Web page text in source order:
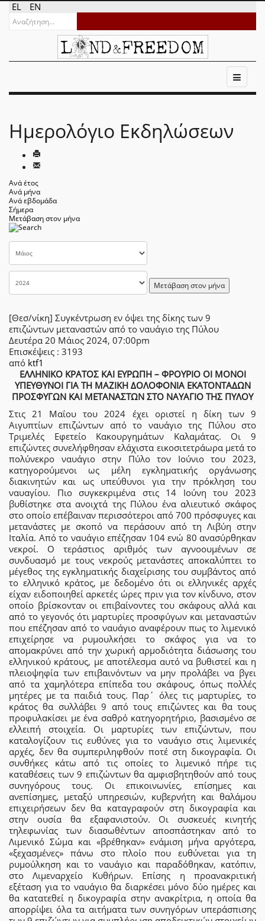
EL EN
Ημερολόγιο Εκδηλώσεων
Ανά έτος
Ανά μήνα
Ανά εβδομάδα
Σήμερα
Μετάβαση στον μήνα
Μετάβαση στον μήνα
[Θεσ/νίκη] Συγκέντρωση εν όψει της δίκης των 9
επιζώντων μεταναστών από το ναυάγιο της Πύλου
Δευτέρα 20 Μάιος 2024, 07:00pm
Επισκέψεις : 3193
από ktf1
ΕΛΛΗΝΙΚΟ ΚΡΑΤΟΣ ΚΑΙ ΕΥΡΩΠΗ – ΦΡΟΥΡΙΟ ΟΙ ΜΟΝΟΙ
ΥΠΕΥΘΥΝΟΙ ΓΙΑ ΤΗ ΜΑΖΙΚΗ ΔΟΛΟΦΟΝΙΑ ΕΚΑΤΟΝΤΑΔΩΝ
ΠΡΟΣΦΥΓΩΝ ΚΑΙ ΜΕΤΑΝΑΣΤΩΝ ΣΤΟ ΝΑΥΑΓΙΟ ΤΗΣ ΠΥΛΟΥ
Στις 21 Μαΐου του 2024 έχει οριστεί η δίκη των 9
Αιγυπτίων επιζώντων από το ναυάγιο της Πύλου στο
Τριμελές Εφετείο Κακουργημάτων Καλαμάτας. Οι 9
επιζώντες συνελήφθησαν ελάχιστα εικοσιτετράωρα μετά το
πολύνεκρο ναυάγιο στην Πύλο τον Ιούνιο του 2023,
κατηγορούμενοι ως μέλη εγκληματικής οργάνωσης
διακινητών και ως υπεύθυνοι για την πρόκληση του
ναυαγίου. Πιο συγκεκριμένα στις 14 Ιούνη του 2023
βυθίστηκε στα ανοιχτά της Πύλου ένα αλιευτικό σκάφος
στο οποίο επέβαιναν περισσότεροι από 700 πρόσφυγες και
μετανάστες με σκοπό να περάσουν από τη Λιβύη στην
Ιταλία. Από το ναυάγιο επέζησαν 104 ενώ 80 ανασύρθηκαν
νεκροί. Ο τεράστιος αριθμός των αγνοουμένων σε
συνδυασμό με τους νεκρούς μετανάστες αποκαλύπτει το
μέγεθος της εγκληματικής διαχείρισης του συμβάντος από
το ελληνικό κράτος, με δεδομένο ότι οι ελληνικές αρχές
είχαν ειδοποιηθεί αρκετές ώρες πριν για τον κίνδυνο, στον
οποίο βρίσκονταν οι επιβαίνοντες του σκάφους αλλά και
από το γεγονός ότι μαρτυρίες προσφύγων και μεταναστών
που επέζησαν από το ναυάγιο αναφέρουν πως το λιμενικό
επιχείρησε να ρυμουλκήσει το σκάφος για να το
απομακρύνει από την χωρική αρμοδιότητα διάσωσης του
ελληνικού κράτους, με αποτέλεσμα αυτό να βυθιστεί και η
πλειοψηφία των επιβαινόντων να μην προλάβει να βγει
από τα χαμηλότερα επίπεδα του σκάφους, όπως πολλές
μητέρες με τα παιδιά τους. Παρ΄ όλες τις μαρτυρίες, το
κράτος θα συλλάβει 9 από τους επιζώντες και θα τους
προφυλακίσει με ένα σαθρό κατηγορητήριο, βασισμένο σε
ελλειπή στοιχεία. Οι μαρτυρίες των επιζώντων, που
καταλογίζουν τις ευθύνες για το ναυάγιο στις λιμενικές
αρχές, δεν θα συμπεριληφθούν ποτέ στη δικογραφία. Οι
συνθήκες κάτω από τις οποίες το λιμενικό πήρε τις
καταθέσεις των 9 επιζώντων θα αμφισβητηθούν από τους
συνηγόρους τους. Οι επικοινωνίες, επίσημες και
ανεπίσημες, μεταξύ υπηρεσιών, κυβερνήτη και θαλάμου
επιχειρήσεων δεν θα καταγραφούν στη δικογραφία και
στην ουσία θα εξαφανιστούν. Οι συσκευές κινητής
τηλεφωνίας των διασωθέντων αποσπάστηκαν από το
Λιμενικό Σώμα και «βρέθηκαν» ενάμιση μήνα αργότερα,
«ξεχασμένες» πάνω στο πλοίο που ευθύνεται για τη
ρυμούλκηση και το ναυάγιο και παραδόθηκαν, κατόπιν,
στο Λιμεναρχείο Κυθήρων. Επίσης η προανακριτική
εξέταση για το ναυάγιο θα διαρκέσει μόνο δύο ημέρες και
θα κατατεθεί η δικογραφία στην ανακρίτρια, η οποία θα
απορρίψει όλα τα αιτήματα των συνηγόρων υπεράσπισης